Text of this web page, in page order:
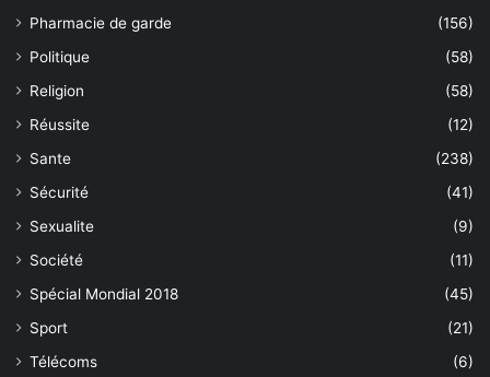
Pharmacie de garde
(156)
Politique
(58)
Religion
(58)
Réussite
(12)
Sante
(238)
Sécurité
(41)
Sexualite
(9)
Société
(11)
Spécial Mondial 2018
(45)
Sport
(21)
Télécoms
(6)